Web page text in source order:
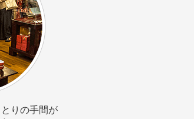
りの手間が